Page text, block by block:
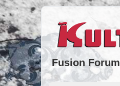
Fusion Forum